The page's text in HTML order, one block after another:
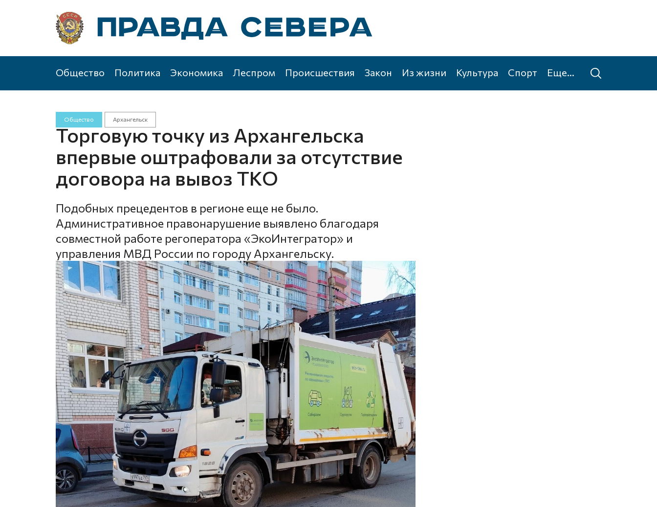
Общество Политика Экономика Леспром Происшествия Закон Из жизни Культура Спорт Еще...
Общество Архангельск
Торговую точку из Архангельска
впервые оштрафовали за отсутствие
договора на вывоз ТКО
Подобных прецедентов в регионе еще не было.
Административное правонарушение выявлено благодаря
совместной работе регоператора «ЭкоИнтегратор» и
управления МВД России по городу Архангельску.